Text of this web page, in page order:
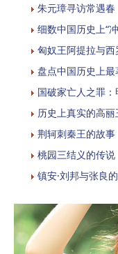
朱元璋寻访常遇春
细数中国历史上“
匈奴王阿提拉与
盘点中国历史上
国破家亡人之罪
历史上真实的高
荆轲刺秦王的故事
桃园三结义的传说
镇安·刘邦与张良